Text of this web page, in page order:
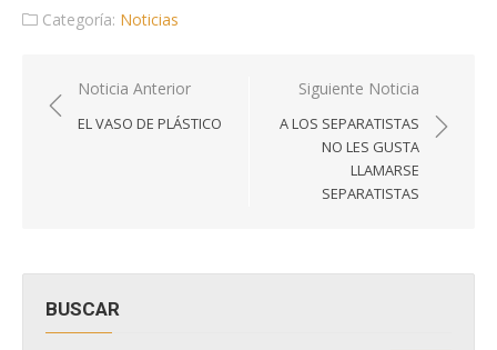
Categoría: Noticias
Navegación
de
Noticia Anterior
EL VASO DE PLÁSTICO
Siguiente Noticia
A LOS SEPARATISTAS
NO LES GUSTA
LLAMARSE
SEPARATISTAS
BUSCAR